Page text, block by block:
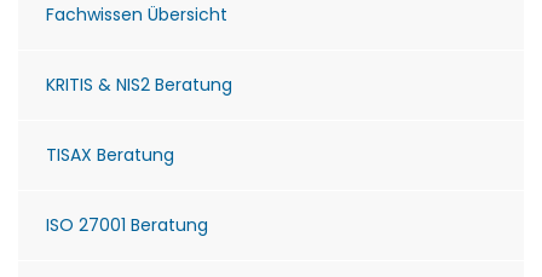
Fachwissen Übersicht
KRITIS & NIS2 Beratung
TISAX Beratung
ISO 27001 Beratung